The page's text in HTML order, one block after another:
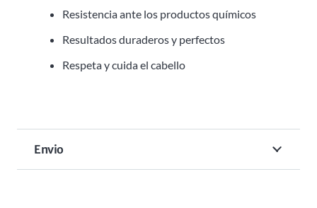
Resistencia ante los productos químicos
Resultados duraderos y perfectos
Respeta y cuida el cabello
Envio